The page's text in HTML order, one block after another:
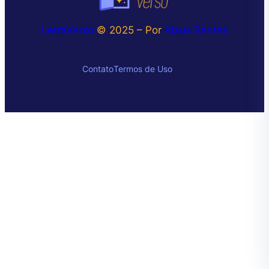
LetraVerso © 2025 – Por Klaus Bentes
ContatoTermos de UsoInstagram